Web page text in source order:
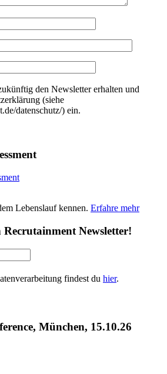
den Newsletter erhalten und
(siehe
datenschutz/) ein.
Lebenslauf kennen. Erfahre mehr
Newsletter!
findest du hier.
München, 15.10.26